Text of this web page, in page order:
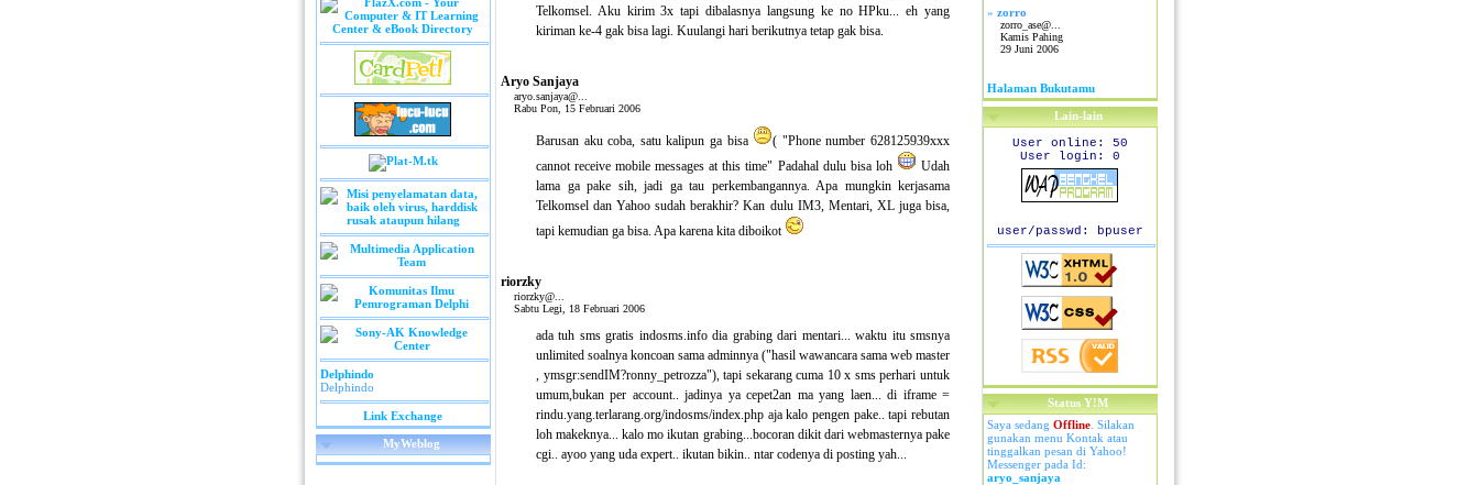
Delphindo
Delphindo
Link Exchange
MyWeblog
Telkomsel. Aku kirim 3x tapi dibalasnya langsung ke no HPku... eh yang
kiriman ke-4 gak bisa lagi. Kuulangi hari berikutnya tetap gak bisa.
Aryo Sanjaya
aryo.sanjaya@...
Rabu Pon, 15 Februari 2006
Barusan aku coba, satu kalipun ga bisa
( "Phone number 628125939xxx
cannot receive mobile messages at this time" Padahal dulu bisa loh
Udah
lama ga pake sih, jadi ga tau perkembangannya. Apa mungkin kerjasama
Telkomsel dan Yahoo sudah berakhir? Kan dulu IM3, Mentari, XL juga bisa,
tapi kemudian ga bisa. Apa karena kita diboikot
riorzky
riorzky@...
Sabtu Legi, 18 Februari 2006
ada tuh sms gratis indosms.info dia grabing dari mentari... waktu itu smsnya
unlimited soalnya koncoan sama adminnya ("hasil wawancara sama web master
, ymsgr:sendIM?ronny_petrozza"), tapi sekarang cuma 10 x sms perhari untuk
umum,bukan per account.. jadinya ya cepet2an ma yang laen... di iframe =
rindu.yang.terlarang.org/indosms/index.php aja kalo pengen pake.. tapi rebutan
loh makeknya... kalo mo ikutan grabing...bocoran dikit dari webmasternya pake
cgi.. ayoo yang uda expert.. ikutan bikin.. ntar codenya di posting yah...
» zorro
zorro_ase@...
Kamis Pahing
29 Juni 2006
Halaman Bukutamu
Lain-lain
User online: 50
User login: 0
user/passwd: bpuser
Status Y!M
Saya sedang Offline . Silakan
gunakan menu Kontak atau
tinggalkan pesan di Yahoo!
Messenger pada Id:
aryo_sanjaya